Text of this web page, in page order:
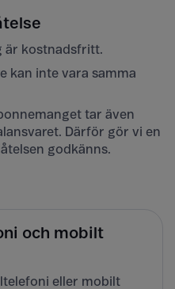
är kostnadsfritt.
kan inte vara samma
tar även
Därför gör vi en
godkänns.
och mobilt
eller mobilt